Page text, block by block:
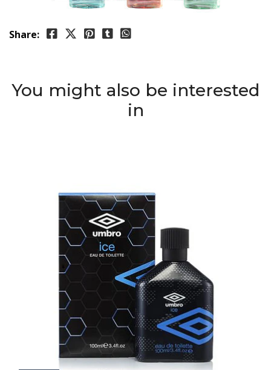
Share:
You might also be interested
in